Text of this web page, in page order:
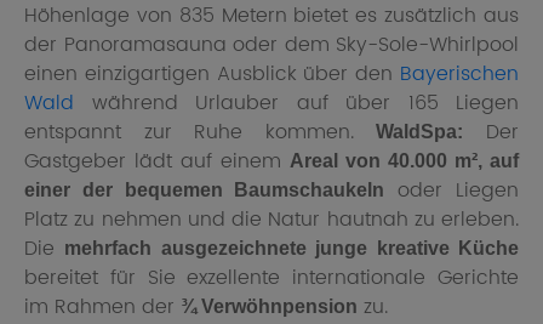
Höhenlage von 835 Metern bietet es zusätzlich aus
der Panoramasauna oder dem Sky-Sole-Whirlpool
einen einzigartigen Ausblick über den Bayerischen
Wald während Urlauber auf über 165 Liegen
entspannt zur Ruhe kommen.WaldSpa:
Der
Gastgeber lädt auf einem Areal von 40.000 m², auf
einer der bequemen Baumschaukeln
oder Liegen
Platz zu nehmen und die Natur hautnah zu erleben.
Die mehrfach ausgezeichnete junge kreative Küche
bereitet für Sie exzellente internationale Gerichte
im Rahmen der ¾ Verwöhnpension zu.